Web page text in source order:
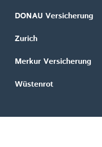
DONAU Versicherung
Zurich
Merkur Versicherung
Wüstenrot